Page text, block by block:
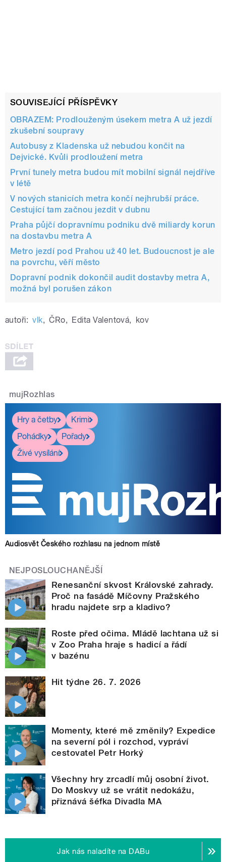
SOUVISEJÍCÍ PŘÍSPĚVKY
OBRAZEM: Prodlouženým úsekem metra A už jezdí
zkušební soupravy
Autobusy z Kladenska už nebudou končit na
Dejvické. Kvůli prodloužení metra
První tunely metra budou mít mobilní signál nejdříve
v létě
V nových stanicích metra končí nejhrubší práce.
Cestující tam začnou jezdit v dubnu
Praha půjčí dopravnímu podniku dvě miliardy korun
na dostavbu metra A
Metro jezdí pod Prahou už 40 let. Budoucnost je ale
na povrchu, věří město
Dopravní podnik dokončil audit dostavby metra A,
možná byl porušen zákon
autoři: vlk, ČRo, Edita Valentová, kov
mujRozhlas
Hry a četby
Krimi
Pohádky
Pořady
Živé vysílání
Audiosvět Českého rozhlasu na jednom místě
NEJPOSLOUCHANĚJŠÍ
Renesanční skvost Královské zahrady.
Proč na fasádě Míčovny Pražského
hradu najdete srp a kladivo?
Roste před očima. Mládě lachtana už si
v Zoo Praha hraje s hadicí a řádí
v bazénu
Hit týdne 26. 7. 2026
Momenty, které mě změnily? Expedice
na severní pól i rozchod, vypráví
cestovatel Petr Horký
Všechny hry zrcadlí můj osobní život.
Do Moskvy už se vrátit nedokážu,
přiznává šéfka Divadla MA
Jak nás naladíte na DABu